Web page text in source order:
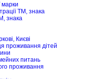
марки
ТМ, знака
знака
Києві
проживання дітей
питань
проживання